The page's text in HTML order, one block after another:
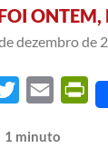
dezembro de
Twitter Email
1 minuto